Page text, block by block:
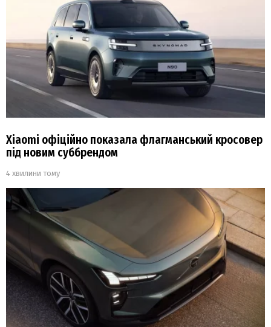
Xiaomi офіційно показала флагманський кросовер
під новим суббрендом
4 хвилини тому